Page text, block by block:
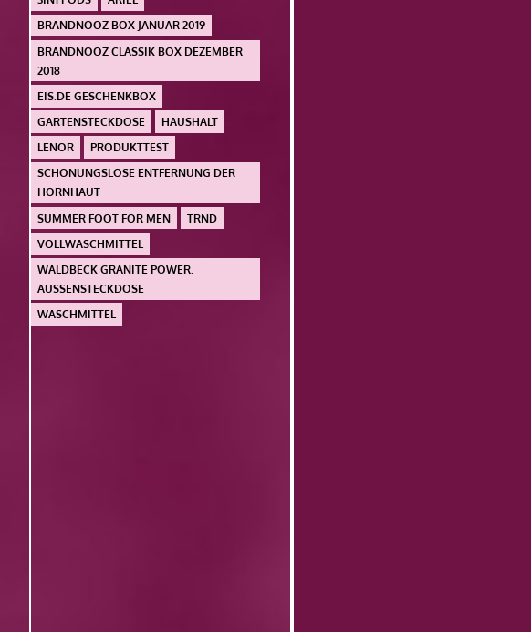
BRANDNOOZ BOX JANUAR 2019
BRANDNOOZ CLASSIK BOX DEZEMBER
2018
EIS.DE GESCHENKBOX
GARTENSTECKDOSE
HAUSHALT
LENOR
PRODUKTTEST
SCHONUNGSLOSE ENTFERNUNG DER
HORNHAUT
SUMMER FOOT FOR MEN
TRND
VOLLWASCHMITTEL
WALDBECK GRANITE POWER.
AUSSENSTECKDOSE
WASCHMITTEL